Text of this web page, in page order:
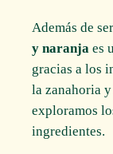
Además de
y naranja es
gracias a los
la zanahoria
exploramos
ingredientes.